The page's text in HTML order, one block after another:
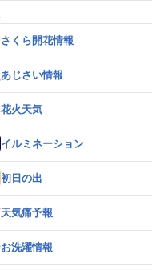
さくら開花情報
あじさい情報
花火天気
イルミネーション
初日の出
天気痛予報
お洗濯情報